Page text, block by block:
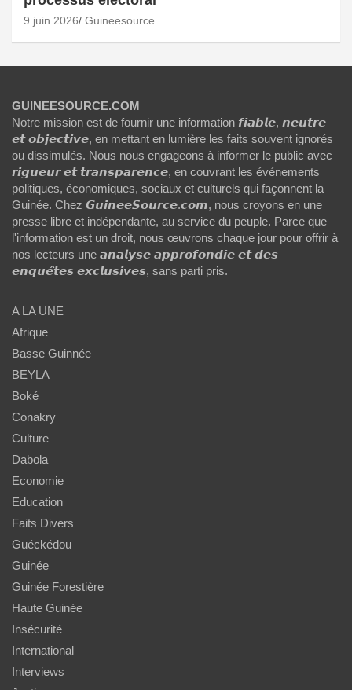
9 juin 2026 Guineesource
GUINEESOURCE.COM
Notre mission est de fournir une information 𝙛𝙞𝙖𝙗𝙡𝙚, 𝙣𝙚𝙪𝙩𝙧𝙚
𝙚𝙩 𝙤𝙗𝙟𝙚𝙘𝙩𝙞𝙫𝙚, en mettant en lumière les faits souvent ignorés
ou dissimulés. Nous nous engageons à informer le public avec
𝙧𝙞𝙜𝙪𝙚𝙪𝙧 𝙚𝙩 𝙩𝙧𝙖𝙣𝙨𝙥𝙖𝙧𝙚𝙣𝙘𝙚, en couvrant les événements
politiques, économiques, sociaux et culturels qui façonnent la
Guinée. Chez 𝙂𝙪𝙞𝙣𝙚𝙚𝙎𝙤𝙪𝙧𝙘𝙚.𝙘𝙤𝙢, nous croyons en une
presse libre et indépendante, au service du peuple. Parce que
l'information est un droit, nous œuvrons chaque jour pour offrir à
nos lecteurs une 𝙖𝙣𝙖𝙡𝙮𝙨𝙚 𝙖𝙥𝙥𝙧𝙤𝙛𝙤𝙣𝙙𝙞𝙚 𝙚𝙩 𝙙𝙚𝙨
𝙚𝙣𝙦𝙪𝙚̂𝙩𝙚𝙨 𝙚𝙭𝙘𝙡𝙪𝙨𝙞𝙫𝙚𝙨, sans parti pris.
A LA UNE
Afrique
Basse Guinnée
BEYLA
Boké
Conakry
Culture
Dabola
Economie
Education
Faits Divers
Guéckédou
Guinée
Guinée Forestière
Haute Guinée
Insécurité
International
Interviews